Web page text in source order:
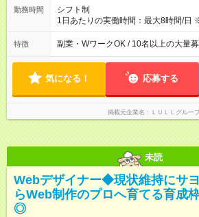
績賞与あり ◤スキルアップも、収入アップも。◢ 入社後の成長
や頑張りは、しっかり給与で還元して
上アップした社員も。 エンジニアへの還元率は業界高水準の
87％。 スキルを磨いた分だけ、収入
す！ 【試用期間】試用期間あり 試用期間の長さ：6ヶ月 ※ 雇用
形態と給与に、本採用時と異なる部
中途採用（契約社員） 給与：月給
なし残業代を含みます。※超過分は全
別途支給いたします ※研修期間中（
勤務時間
シフト制
1日あたりの実働時間：最大8時間/日
間は異なります 【シフト例】 ・10時00分～19時00分 ・9時00
分～18時00分 平均残業時間：月10
特徴 副業・WワークOK / 10名以上の大量
気になる！ 応募する
掲載元企業名 ＬＵＬＬグループ
未読
Webデザイナー◆現状維持にサ
らWeb制作のプロへ育てる育成
◎